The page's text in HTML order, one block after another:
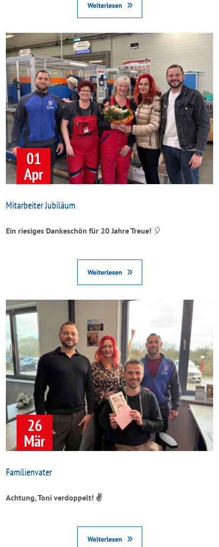
Weiterlesen
01
Apr
Mitarbeiter Jubiläum
Ein riesiges Dankeschön für 20 Jahre Treue! 🎈
Weiterlesen
26
Mär
Familienvater
Achtung, Toni verdoppelt! ✌️
Weiterlesen